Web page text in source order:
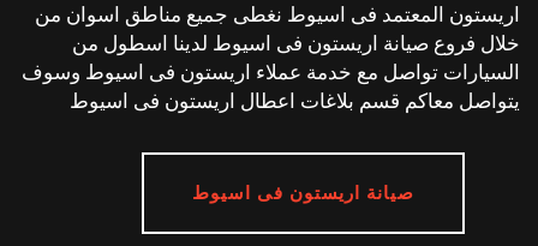
اريستون المعتمد فى اسيوط نغطى جميع مناطق اسوان من
خلال فروع صيانة اريستون فى اسيوط لدينا اسطول من
السيارات تواصل مع خدمة عملاء اريستون فى اسيوط وسوف
يتواصل معاكم قسم بلاغات اعطال اريستون فى اسيوط
صيانة اريستون فى اسيوط